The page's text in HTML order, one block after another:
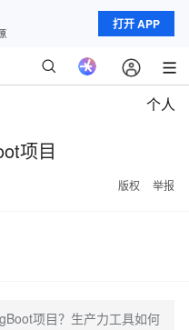
打开 APP
个人
项目
版权 举报
项目？生产力工具如何